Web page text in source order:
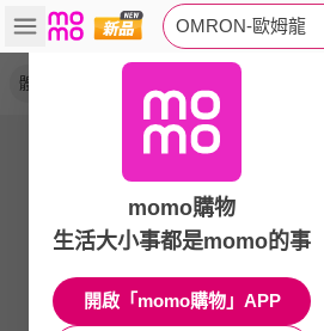
OMRON-歐姆龍
體脂計
momo購物
生活大小事都是momo的事
開啟「momo購物」APP